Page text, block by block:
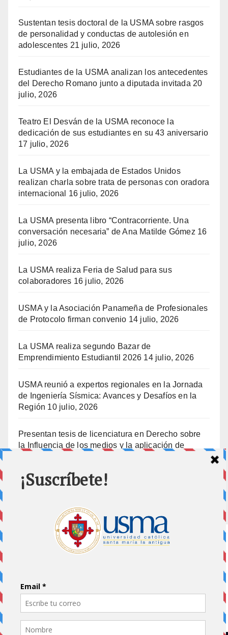
Sustentan tesis doctoral de la USMA sobre rasgos
de personalidad y conductas de autolesión en
adolescentes 21 julio, 2026
Estudiantes de la USMA analizan los antecedentes
del Derecho Romano junto a diputada invitada 20
julio, 2026
Teatro El Desván de la USMA reconoce la
dedicación de sus estudiantes en su 43 aniversario
17 julio, 2026
La USMA y la embajada de Estados Unidos
realizan charla sobre trata de personas con oradora
internacional
16 julio, 2026
La USMA presenta libro “Contracorriente. Una
conversación necesaria” de Ana Matilde Gómez 16
julio, 2026
La USMA realiza Feria de Salud para sus
colaboradores 16 julio, 2026
USMA y la Asociación Panameña de Profesionales
de Protocolo firman convenio 14 julio, 2026
La USMA realiza segundo Bazar de
Emprendimiento Estudiantil 2026 14 julio, 2026
USMA reunió a expertos regionales en la Jornada
de Ingeniería Sísmica: Avances y Desafíos en la
Región 10 julio, 2026
Presentan tesis de licenciatura en Derecho sobre
la Influencia de los medios y la aplicación de